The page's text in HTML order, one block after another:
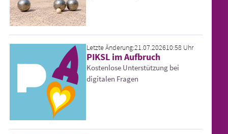
Letzte Änderung:21.07.202610:58 Uhr
PIKSL im Aufbruch
Kostenlose Unterstützung bei
digitalen Fragen